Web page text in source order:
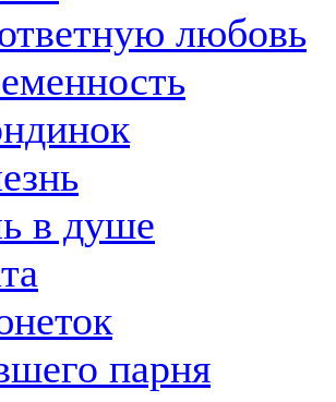
любовь
в душе
парня